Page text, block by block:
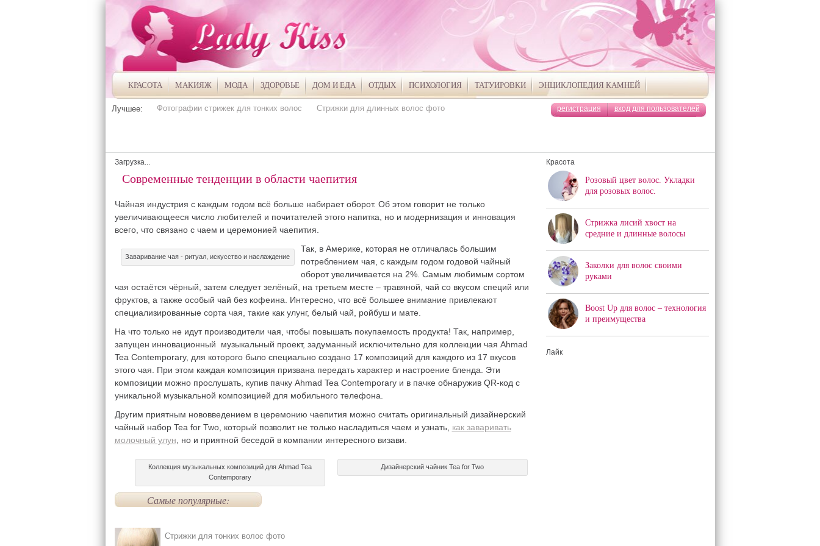
КРАСОТА МАКИЯЖ МОДА ЗДОРОВЬЕ ДОМ И ЕДА ОТДЫХ ПСИХОЛОГИЯ ТАТУИРОВКИ ЭНЦИКЛОПЕДИЯ КАМНЕЙ
Лучшее: Фотографии стрижек для тонких волос Стрижки для длинных волос фото регистрация вход для пользователей
Загрузка...
Современные тенденции в области чаепития
Чайная индустрия с каждым годом всё больше набирает оборот. Об этом говорит не только
увеличивающееся число любителей и почитателей этого напитка, но и модернизация и инновация
всего, что связано с чаем и церемонией чаепития.
Заваривание чая - ритуал, искусство и наслаждение
Так, в Америке, которая не отличалась большим
потреблением чая, с каждым годом годовой чайный
оборот увеличивается на 2%. Самым любимым сортом
чая остаётся чёрный, затем следует зелёный, на третьем месте – травяной, чай со вкусом специй или
фруктов, а также особый чай без кофеина. Интересно, что всё большее внимание привлекают
специализированные сорта чая, такие как улунг, белый чай, ройбуш и мате.
На что только не идут производители чая, чтобы повышать покупаемость продукта! Так, например,
запущен инновационный музыкальный проект, задуманный исключительно для коллекции чая Ahmad
Tea Contemporary, для которого было специально создано 17 композиций для каждого из 17 вкусов
этого чая. При этом каждая композиция призвана передать характер и настроение бленда. Эти
композиции можно прослушать, купив пачку Ahmad Tea Contemporary и в пачке обнаружив QR-код с
уникальной музыкальной композицией для мобильного телефона.
Другим приятным нововведением в церемонию чаепития можно считать оригинальный дизайнерский
чайный набор Tea for Two, который позволит не только насладиться чаем и узнать, как заваривать
молочный улун , но и приятной беседой в компании интересного визави.
Дизайнерский чайник Tea for Two
Коллекция музыкальных композиций для Ahmad Tea
Contemporary
Самые популярные:
Стрижки для тонких волос фото
Красота
Розовый цвет волос. Укладки
для розовых волос.
Стрижка лисий хвост на
средние и длинные волосы
Заколки для волос своими
руками
Boost Up для волос – технология
и преимущества
Лайк